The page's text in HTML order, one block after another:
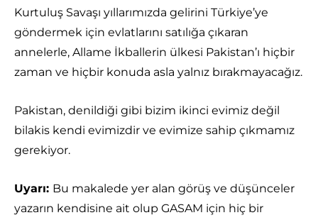
Kurtuluş Savaşı yıllarımızda gelirini Türkiye’ye
göndermek için evlatlarını satılığa çıkaran
annelerle, Allame İkballerin ülkesi Pakistan’ı hiçbir
zaman ve hiçbir konuda asla yalnız bırakmayacağız.
Pakistan, denildiği gibi bizim ikinci evimiz değil
bilakis kendi evimizdir ve evimize sahip çıkmamız
gerekiyor.
Uyarı: Bu makalede yer alan görüş ve düşünceler
yazarın kendisine ait olup GASAM için hiç bir